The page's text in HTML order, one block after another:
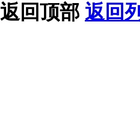
返回顶部 返回